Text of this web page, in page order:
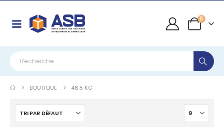
0
BOUTIQUE 46.5 KG